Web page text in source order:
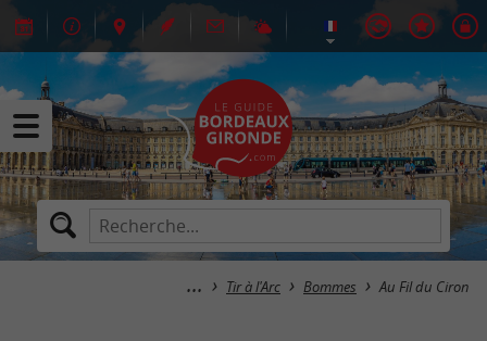
Tir à l'Arc Bommes Au Fil du Ciron